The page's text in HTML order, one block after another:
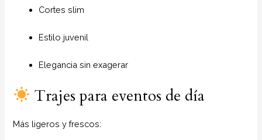
Cortes slim
Estilo juvenil
Elegancia sin exagerar
Trajes para eventos de día
Más ligeros y frescos: